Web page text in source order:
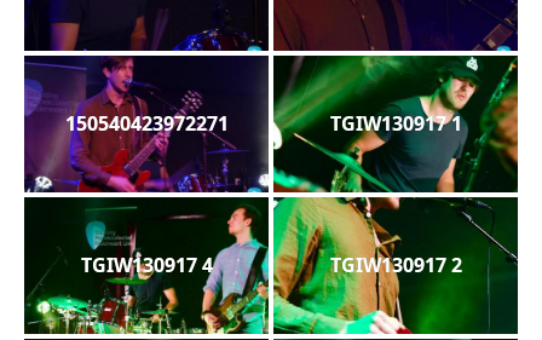
150540423972271 TGIW130917 1
TGIW130917 4 TGIW130917 2